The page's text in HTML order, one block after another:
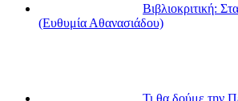
Βιβλιοκριτική:
(Ευθυμία Αθανασιάδου)
Τι θα δούμε την